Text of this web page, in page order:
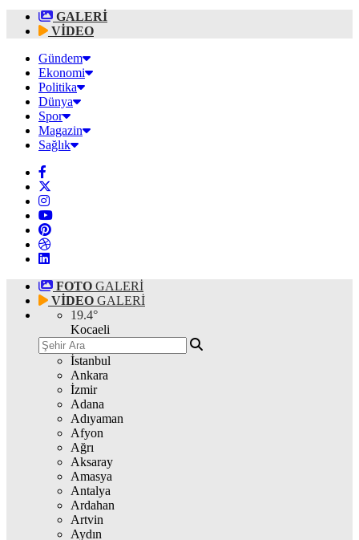
GALERİ
VİDEO
Gündem
Ekonomi
Politika
Dünya
Spor
Magazin
Sağlık
FOTO GALERİ
VİDEO GALERİ
19.4°
Kocaeli
İstanbul
Ankara
İzmir
Adana
Adıyaman
Afyon
Ağrı
Aksaray
Amasya
Antalya
Ardahan
Artvin
Aydın